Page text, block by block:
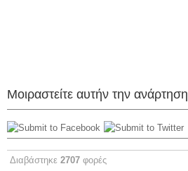
Μοιραστείτε αυτήν την ανάρτηση
Διαβάστηκε 2707 φορές